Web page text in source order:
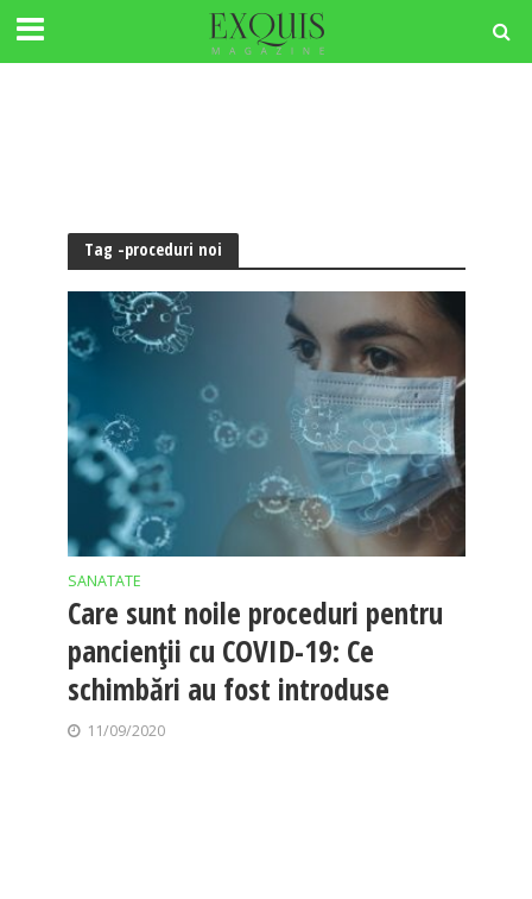
Tag -proceduri noi
SANATATE
Care sunt noile proceduri pentru
pancienții cu COVID-19: Ce
schimbări au fost introduse
11/09/2020